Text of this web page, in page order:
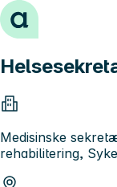
Hopp til innhold
Medisinske
rehabilitering,